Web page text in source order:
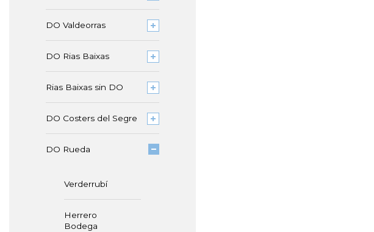
DO Valdeorras
DO Rias Baixas
Rias Baixas sin DO
DO Costers del Segre
DO Rueda
Verderrubí
Herrero
Bodega